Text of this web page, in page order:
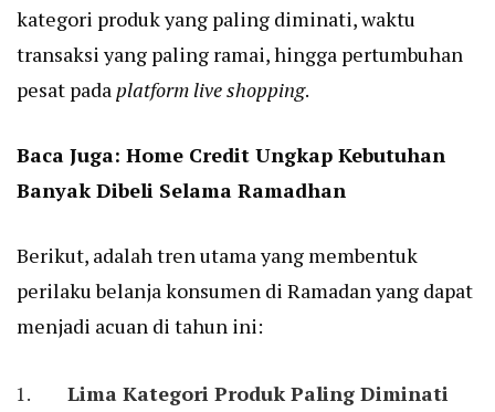
kategori produk yang paling diminati, waktu
transaksi yang paling ramai, hingga pertumbuhan
pesat pada platform live shopping.
Baca Juga: Home Credit Ungkap Kebutuhan
Banyak Dibeli Selama Ramadhan
Berikut, adalah tren utama yang membentuk
perilaku belanja konsumen di Ramadan yang dapat
menjadi acuan di tahun ini:
Lima Kategori Produk Paling Diminati